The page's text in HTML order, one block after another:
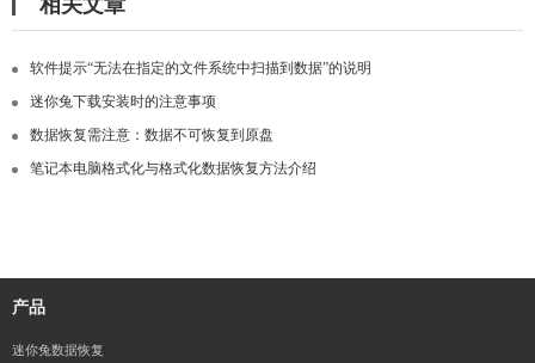
软件提示“无法在指定的文件系统中扫描到数据”的说明
迷你兔下载安装时的注意事项
数据恢复需注意：数据不可恢复到原盘
笔记本电脑格式化与格式化数据恢复方法介绍
产品
迷你兔数据恢复